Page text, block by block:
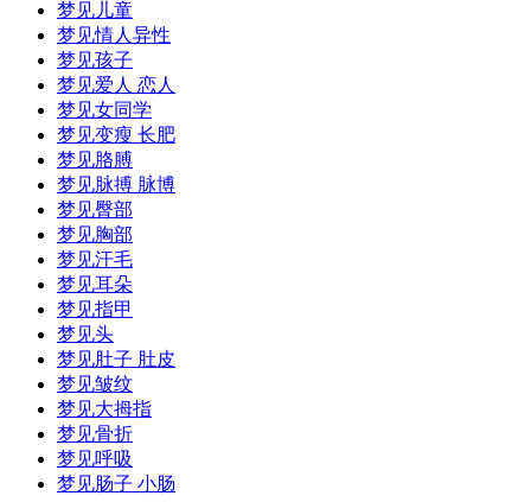
梦见儿童
梦见情人异性
梦见孩子
梦见爱人 恋人
梦见女同学
梦见变瘦 长肥
梦见胳膊
梦见脉搏 脉博
梦见臀部
梦见胸部
梦见汗毛
梦见耳朵
梦见指甲
梦见头
梦见肚子 肚皮
梦见皱纹
梦见大拇指
梦见骨折
梦见呼吸
梦见肠子 小肠